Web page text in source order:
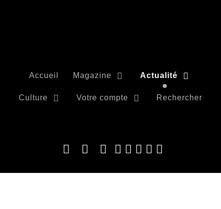
Accueil Magazine Actualité
Culture Votre compte Rechercher